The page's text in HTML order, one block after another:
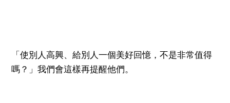
「使別人高興、給別人一個美好回憶，不是非常值得
嗎？」我們會這樣再提醒他們。